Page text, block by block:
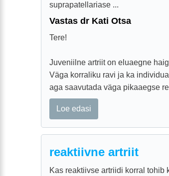
suprapatellariase ...
Vastas dr Kati Otsa
Tere!
Juveniilne artriit on eluaegne
Väga korraliku ravi ja ka
aga saavutada väga pikaaegse
Loe edasi
reaktiivne artriit
Kas reaktiivse artriidi korral tohib